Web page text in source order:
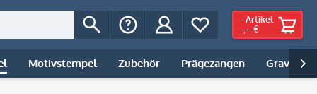
- Artikel
-,-- €
Motivstempel Zubehör Prägezangen Gravur |
